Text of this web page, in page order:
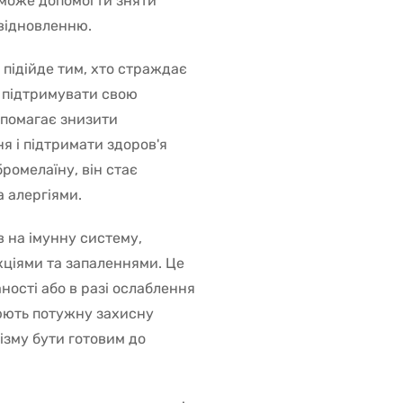
підійде тим, хто страждає
свою
знизити
і підтримати здоров'я
він стає
алергіями.
імунну систему,
та запаленнями. Це
або в разі ослаблення
потужну захисну
бути готовим до